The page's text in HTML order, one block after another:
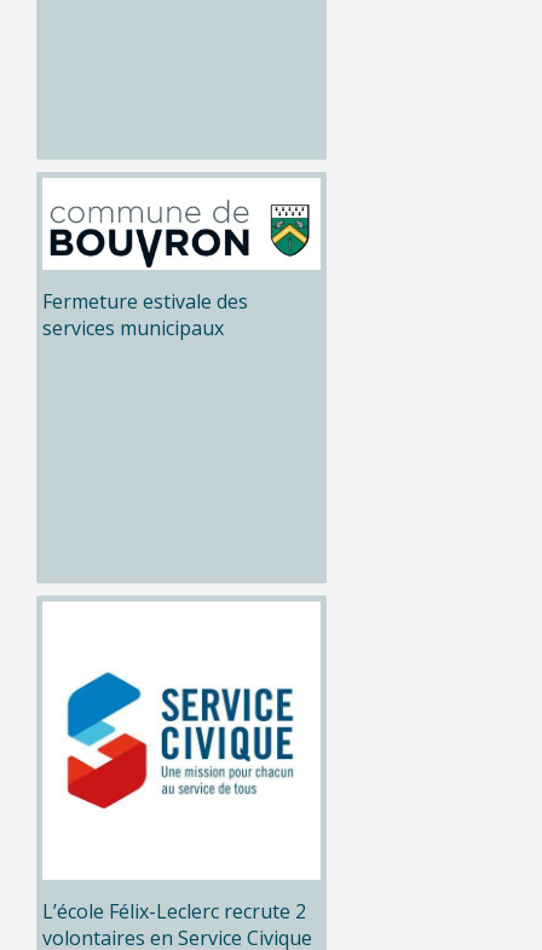
Fermeture estivale des
services municipaux
L’école Félix-Leclerc recrute 2
volontaires en Service Civique